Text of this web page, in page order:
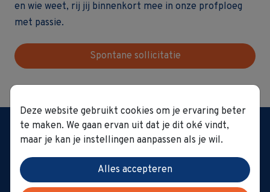
en wie weet, rij jij binnenkort mee in onze profploeg
met passie.
Spontane sollicitatie
Woonzorggroep GVO
't Hoge 1 0022 | 8500
Kortrijk
Tel.:056 23 13 40|
secretariaat@gvo.be
Deze website gebruikt cookies om je ervaring beter
te maken. We gaan ervan uit dat je dit oké vindt,
maar je kan je instellingen aanpassen als je wil.
Alles accepteren